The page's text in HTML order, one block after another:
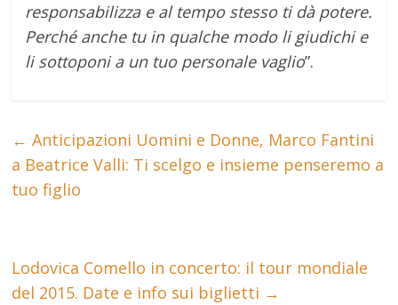
responsabilizza e al tempo stesso ti dà potere.
Perché anche tu in qualche modo li giudichi e
li sottoponi a un tuo personale vaglio”.
← Anticipazioni Uomini e Donne, Marco Fantini
a Beatrice Valli: Ti scelgo e insieme penseremo a
tuo figlio
Lodovica Comello in concerto: il tour mondiale
del 2015. Date e info sui biglietti →